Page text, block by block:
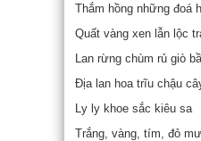
Thắm hồng những đoá
Quất vàng xen lẫn lộc
Lan rừng chùm rủ giò
Địa lan hoa trĩu chậu
Ly ly khoe sắc kiêu sa
Trắng, vàng, tím, đỏ